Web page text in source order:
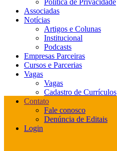
Política de Privacidade
Associadas
Notícias
Artigos e Colunas
Institucional
Podcasts
Empresas Parceiras
Cursos e Parcerias
Vagas
Vagas
Cadastro de Currículos
Contato
Fale conosco
Denúncia de Editais
Login